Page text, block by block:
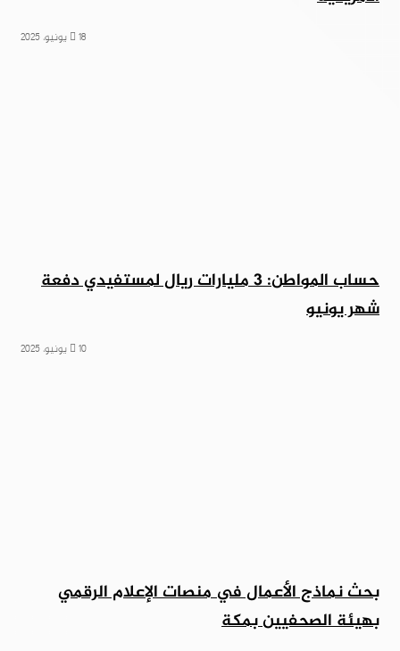
18 يونيو، 2025
حساب المواطن: 3 مليارات ريال لمستفيدي دفعة
شهر يونيو
10 يونيو، 2025
بحث نماذج الأعمال في منصات الإعلام الرقمي
بهيئة الصحفيين بمكة